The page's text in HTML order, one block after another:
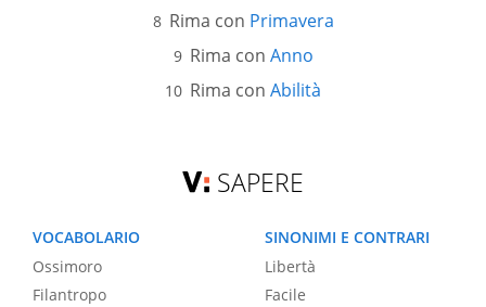
Rima con Primavera
Rima con Anno
Rima con Abilità
SAPERE
VOCABOLARIO
Ossimoro
Filantropo
SINONIMI E CONTRARI
Libertà
Facile